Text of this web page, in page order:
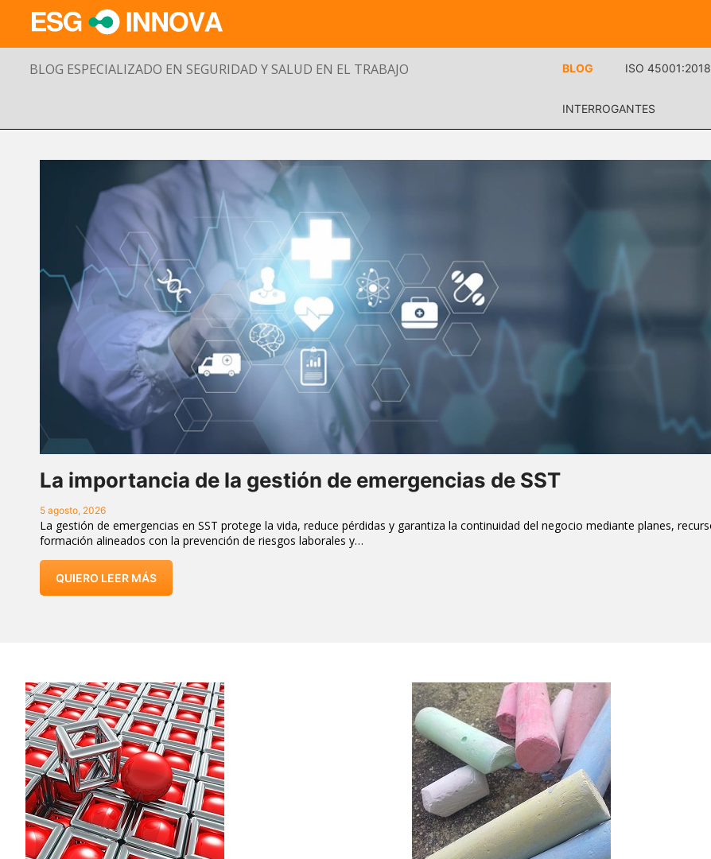
BLOG ESPECIALIZADO EN SEGURIDAD Y SALUD EN EL TRABAJO BLOG ISO
INTERROGANTES
La importancia de la gestión de emergencias de SST
5 agosto, 2026
La gestión de emergencias en SST protege la vida, reduce pérdidas y garantiza la continuidad del negocio mediante planes,
formación alineados con la prevención de riesgos laborales y…
QUIERO LEER MÁS